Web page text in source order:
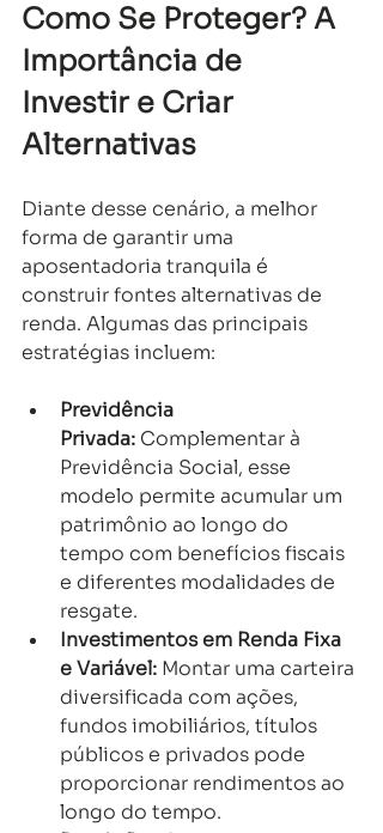
Como Se Proteger? A
Importância de
Investir e Criar
Alternativas
Diante desse cenário, a melhor
forma de garantir uma
aposentadoria tranquila é
construir fontes alternativas de
renda. Algumas das principais
estratégias incluem:
Previdência
Privada: Complementar à
Previdência Social, esse
modelo permite acumular um
patrimônio ao longo do
tempo com benefícios fiscais
e diferentes modalidades de
resgate.
Investimentos em Renda Fixa
e Variável: Montar uma carteira
diversificada com ações,
fundos imobiliários, títulos
públicos e privados pode
proporcionar rendimentos ao
longo do tempo.